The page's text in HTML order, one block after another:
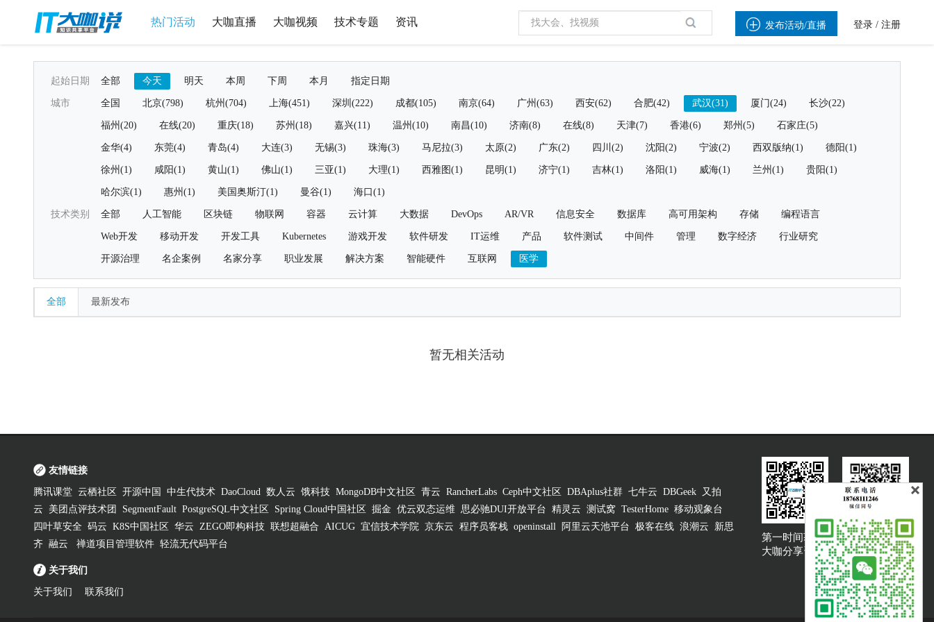
热门活动 大咖直播 大咖视频 技术专题 资讯  发布活动/直播 登录 / 注册
起始日期 全部 今天 明天 本周 下周 本月 指定日期
城市 全国 北京(798) 杭州(704) 上海(451) 深圳(222) 成都(105) 南京(64) 广州(63) 西安(62) 合肥(42) 武汉(31) 厦门(24) 长沙(22)
福州(20) 在线(20) 重庆(18) 苏州(18) 嘉兴(11) 温州(10) 南昌(10) 济南(8) 在线(8) 天津(7) 香港(6) 郑州(5) 石家庄(5)
金华(4) 东莞(4) 青岛(4) 大连(3) 无锡(3) 珠海(3) 马尼拉(3) 太原(2) 广东(2) 四川(2) 沈阳(2) 宁波(2) 西双版纳(1) 德阳(1)
徐州(1) 咸阳(1) 黄山(1) 佛山(1) 三亚(1) 大理(1) 西雅图(1) 昆明(1) 济宁(1) 吉林(1) 洛阳(1) 威海(1) 兰州(1) 贵阳(1)
哈尔滨(1) 惠州(1) 美国奥斯汀(1) 曼谷(1) 海口(1)
技术类别 全部 人工智能 区块链 物联网 容器 云计算 大数据 DevOps AR/VR 信息安全 数据库 高可用架构 存储 编程语言
Web开发 移动开发 开发工具 Kubernetes 游戏开发 软件研发 IT运维 产品 软件测试 中间件 管理 数字经济 行业研究
开源治理 名企案例 名家分享 职业发展 解决方案 智能硬件 互联网 医学
全部 最新发布
暂无相关活动
友情链接
腾讯课堂 云栖社区 开源中国 中生代技术 DaoCloud 数人云 饿科技 MongoDB中文社区 青云 RancherLabs Ceph中文社区 DBAplus社群 七牛云 DBGeek
又拍
云
美团点评技术团 SegmentFault PostgreSQL中文社区 Spring Cloud中国社区 掘金 优云双态运维 思必驰DUI开放平台 精灵云 测试窝 TesterHome 移动观象台
四叶草安全 码云 K8S中国社区 华云 ZEGO即构科技 联想超融合 AICUG 宜信技术学院 京东云 程序员客栈 openinstall 阿里云天池平台 极客在线 浪潮云
新思
齐 融云 禅道项目管理软件 轻流无代码平台
关于我们
关于我们 联系我们
第一时间获取
大咖分享资讯
大咖说吐槽客服